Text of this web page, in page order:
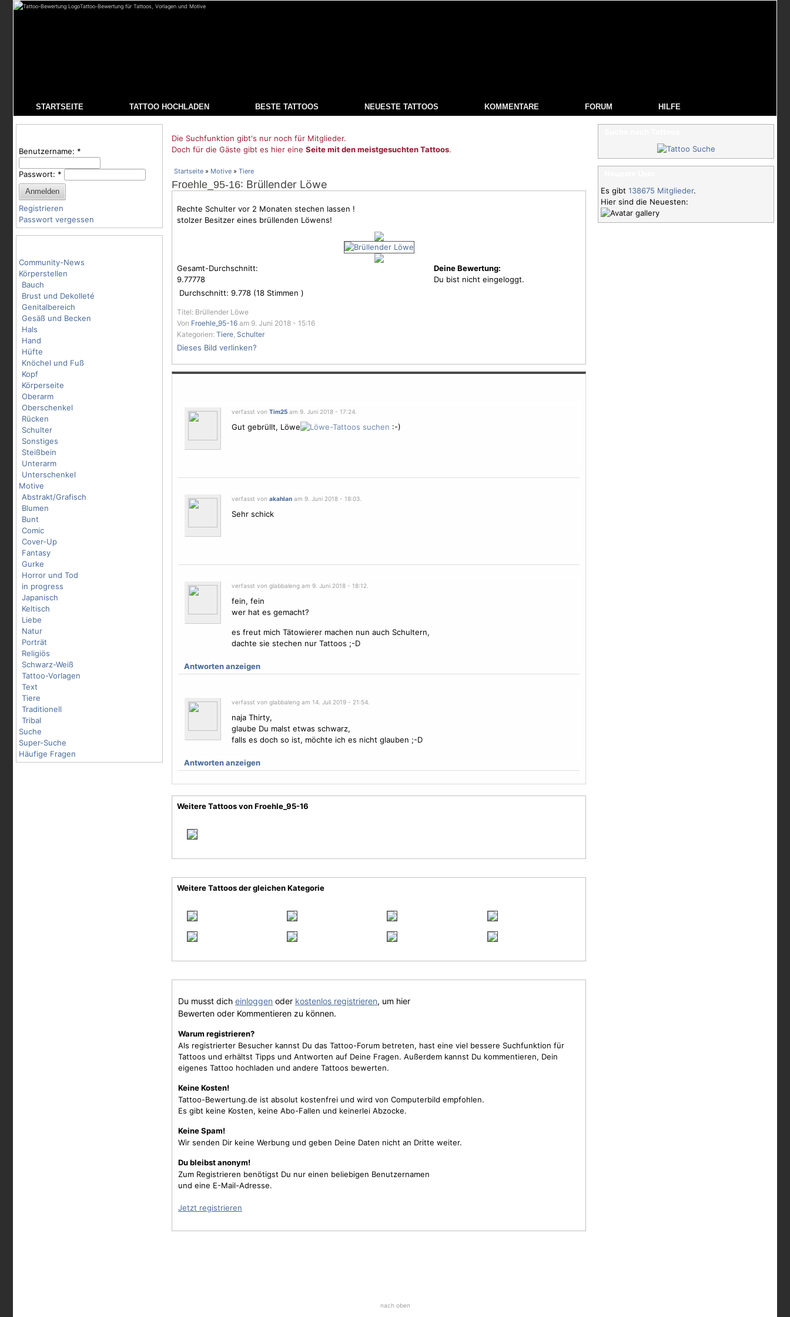
Tattoo-Bewertung für Tattoos, Vorlagen und Motive
STARTSEITE TATTOO HOCHLADEN BESTE TATTOOS NEUESTE TATTOOS KOMMENTARE FORUM HILFE
Benutzername: *
Passwort: *
Registrieren
Passwort vergessen
Community-News
Körperstellen
Bauch
Brust und Dekolleté
Genitalbereich
Gesäß und Becken
Hals
Hand
Hüfte
Knöchel und Fuß
Kopf
Körperseite
Oberarm
Oberschenkel
Rücken
Schulter
Sonstiges
Steißbein
Unterarm
Unterschenkel
Motive
Abstrakt/Grafisch
Blumen
Bunt
Comic
Cover-Up
Fantasy
Gurke
Horror und Tod
in progress
Japanisch
Keltisch
Liebe
Natur
Porträt
Religiös
Schwarz-Weiß
Tattoo-Vorlagen
Text
Tiere
Traditionell
Tribal
Suche
Super-Suche
Häufige Fragen
Die Suchfunktion gibt's nur noch für Mitglieder.
Doch für die Gäste gibt es hier eine Seite mit den meistgesuchten Tattoos.
Startseite » Motive » Tiere
Froehle_95-16: Brüllender Löwe
Rechte Schulter vor 2 Monaten stechen lassen !
stolzer Besitzer eines brüllenden Löwens!
Gesamt-Durchschnitt:
9.77778
Durchschnitt: 9.778 (18 Stimmen )
Deine Bewertung:
Du bist nicht eingeloggt.
Titel: Brüllender Löwe
Von Froehle_95-16 am 9. Juni 2018 - 15:16
Kategorien: Tiere, Schulter
Dieses Bild verlinken?
verfasst von Tim25am 9. Juni 2018 - 17:24.
Gut gebrüllt, Löwe :-)
verfasst von akahlanam 9. Juni 2018 - 18:03.
Sehr schick
verfasst von glabbaleng am 9. Juni 2018 - 18:12.
fein, fein
wer hat es gemacht?
es freut mich Tätowierer machen nun auch Schultern,
dachte sie stechen nur Tattoos ;-D
Antworten anzeigen
verfasst von glabbaleng am 14. Juli 2019 - 21:54.
naja Thirty,
glaube Du malst etwas schwarz,
falls es doch so ist, möchte ich es nicht glauben ;-D
Antworten anzeigen
Weitere Tattoos von Froehle_95-16
Weitere Tattoos der gleichen Kategorie
Du musst dich einloggen oder kostenlos registrieren, um hier
Bewerten oder Kommentieren zu können.
Warum registrieren?
Als registrierter Besucher kannst Du das Tattoo-Forum betreten, hast eine viel bessere Suchfunktion für
Tattoos und erhältst Tipps und Antworten auf Deine Fragen. Außerdem kannst Du kommentieren, Dein
eigenes Tattoo hochladen und andere Tattoos bewerten.
Keine Kosten!
Tattoo-Bewertung.de ist absolut kostenfrei und wird von Computerbild empfohlen.
Es gibt keine Kosten, keine Abo-Fallen und keinerlei Abzocke.
Keine Spam!
Wir senden Dir keine Werbung und geben Deine Daten nicht an Dritte weiter.
Du bleibst anonym!
Zum Registrieren benötigst Du nur einen beliebigen Benutzernamen
und eine E-Mail-Adresse.
Jetzt registrieren
Es gibt 138675 Mitglieder.
Hier sind die Neuesten:
nach oben